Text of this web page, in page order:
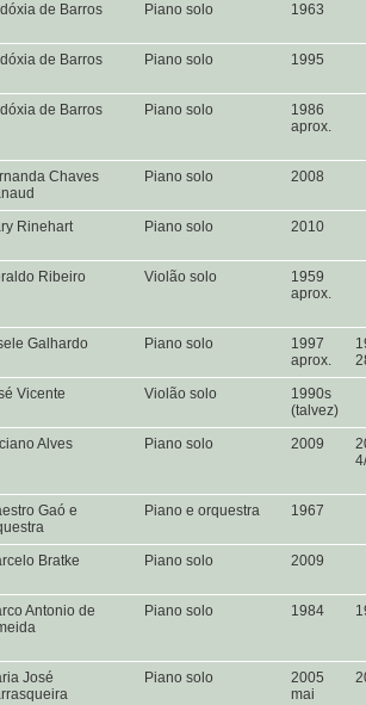
de Barros Piano solo 1963
de Barros Piano solo 1995
de Barros Piano solo
1986
aprox.
Chaves
Piano solo 2008
Rinehart Piano solo 2010
Ribeiro Violão solo
1959
aprox.
Galhardo Piano solo
1997
aprox.
Vicente Violão solo
1990s
(talvez)
Alves Piano solo 2009
Gaó e
Piano e orquestra 1967
Bratke Piano solo 2009
Antonio de
Piano solo 1984
José
Piano solo
2005
mai